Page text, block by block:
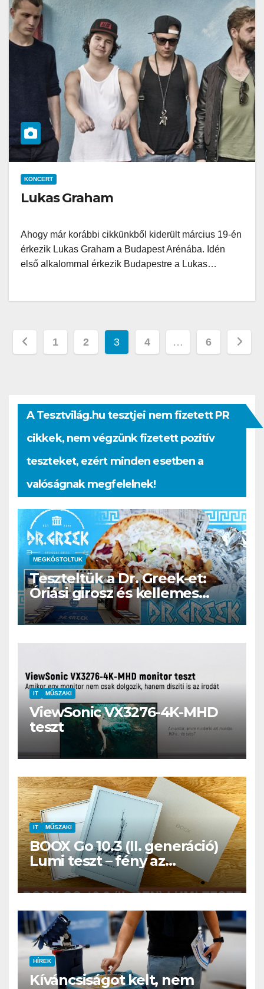
KONCERT
Lukas Graham
Ahogy már korábbi cikkünkből kiderült március 19-én
érkezik Lukas Graham a Budapest Arénába. Idén
első alkalommal érkezik Budapestre a Lukas…
Bejegyzések
1 2 3 4 … 6
A Tesztvilág.hu tesztjei nem fizetett PR
cikkek, nem végzünk fizetett pozitív
teszteket, ezért minden esetben a
valóságnak megfelelnek!
MEGKÓSTOLTUK
Teszteltük a Dr. Greek-et:
Óriási girosz és kellemes
kerthelyiség Csepel szívében
IT MŰSZAKI
ViewSonic VX3276-4K-MHD
teszt
IT MŰSZAKI
BOOX Go 10.3 (II. generáció)
Lumi teszt – fény az
éjszakában, fél könyvtár a
családi csomagban
HÍREK
Kíváncsiságot kelt, nem